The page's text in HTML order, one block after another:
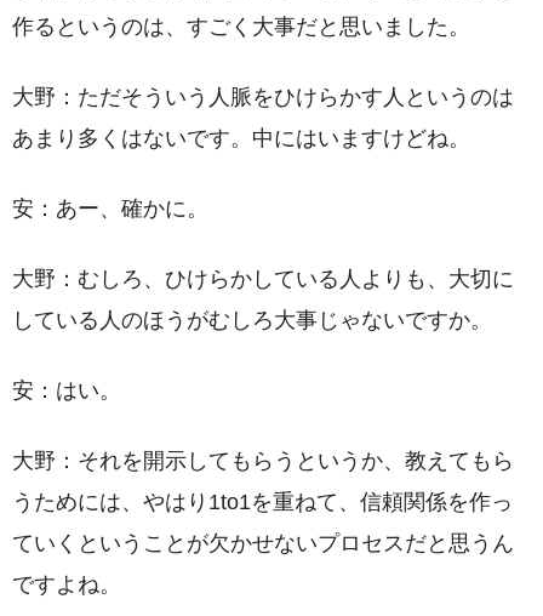
作るというのは、すごく大事だと思いました。
大野：ただそういう人脈をひけらかす人というのは
あまり多くはないです。中にはいますけどね。
安：あー、確かに。
大野：むしろ、ひけらかしている人よりも、大切に
している人のほうがむしろ大事じゃないですか。
安：はい。
大野：それを開示してもらうというか、教えてもら
うためには、やはり1to1を重ねて、信頼関係を作っ
ていくということが欠かせないプロセスだと思うん
ですよね。